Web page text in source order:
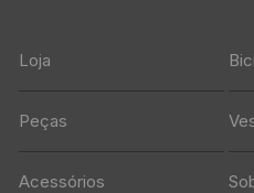
Loja
Peças
Acessórios